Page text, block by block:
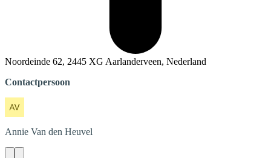
Noordeinde 62, 2445 XG Aarlanderveen, Nederland
Contactpersoon
Annie Van den Heuvel